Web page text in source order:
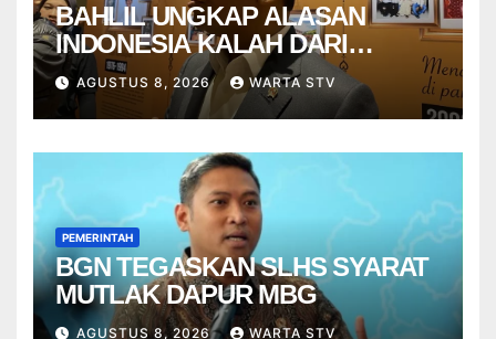
BAHLIL UNGKAP ALASAN
INDONESIA KALAH DARI
VIETNAM
AGUSTUS 8, 2026 WARTA STV
PEMERINTAH
BGN TEGASKAN SLHS SYARAT
MUTLAK DAPUR MBG
AGUSTUS 8, 2026 WARTA STV